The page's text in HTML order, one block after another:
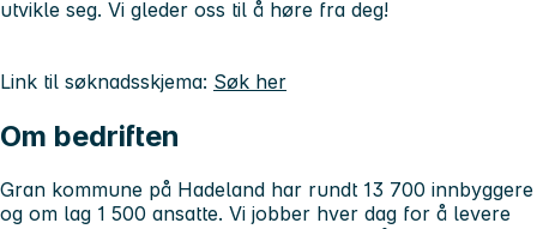
utvikle seg. Vi gleder oss til å høre fra deg!
Link til søknadsskjema: Søk her
Om bedriften
Gran kommune på Hadeland har rundt 13 700 innbyggere
og om lag 1 500 ansatte. Vi jobber hver dag for å levere